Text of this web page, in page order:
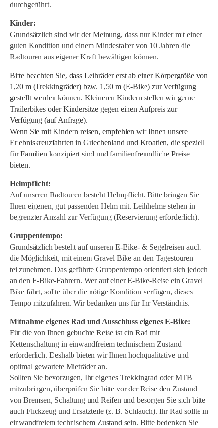
durchgeführt.
Kinder:
Grundsätzlich sind wir der Meinung, dass nur Kinder mit einer
guten Kondition und einem Mindestalter von 10 Jahren die
Radtouren aus eigener Kraft bewältigen können.
Bitte beachten Sie, dass Leihräder erst ab einer Körpergröße von
1,20 m (Trekkingräder) bzw. 1,50 m (E-Bike) zur Verfügung
gestellt werden können. Kleineren Kindern stellen wir gerne
Trailerbikes oder Kindersitze gegen einen Aufpreis zur
Verfügung (auf Anfrage).
Wenn Sie mit Kindern reisen, empfehlen wir Ihnen unsere
Erlebniskreuzfahrten in Griechenland und Kroatien, die speziell
für Familien konzipiert sind und familienfreundliche Preise
bieten.
Helmpflicht:
Auf unseren Radtouren besteht Helmpflicht. Bitte bringen Sie
Ihren eigenen, gut passenden Helm mit. Leihhelme stehen in
begrenzter Anzahl zur Verfügung (Reservierung erforderlich).
Gruppentempo:
Grundsätzlich besteht auf unseren E-Bike- & Segelreisen auch
die Möglichkeit, mit einem Gravel Bike an den Tagestouren
teilzunehmen. Das geführte Gruppentempo orientiert sich jedoch
an den E-Bike-Fahrern. Wer auf einer E-Bike-Reise ein Gravel
Bike fährt, sollte über die nötige Kondition verfügen, dieses
Tempo mitzufahren. Wir bedanken uns für Ihr Verständnis.
Mitnahme eigenes Rad und Ausschluss eigenes E-Bike:
Für die von Ihnen gebuchte Reise ist ein Rad mit
Kettenschaltung in einwandfreiem technischem Zustand
erforderlich. Deshalb bieten wir Ihnen hochqualitative und
optimal gewartete Mieträder an.
Sollten Sie bevorzugen, Ihr eigenes Trekkingrad oder MTB
mitzubringen, überprüfen Sie bitte vor der Reise den Zustand
von Bremsen, Schaltung und Reifen und besorgen Sie sich bitte
auch Flickzeug und Ersatzteile (z. B. Schlauch). Ihr Rad sollte in
einwandfreiem technischem Zustand sein. Bitte bedenken Sie